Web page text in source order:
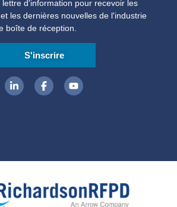
d'information pour recevoir les
les dernières nouvelles de l'industrie
boîte de réception.
S'inscrire